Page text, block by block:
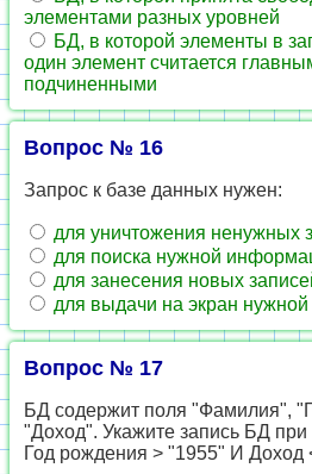
элементами разных уровней
БД, в которой элементы в
один элемент считается
подчиненными
Вопрос № 16
Запрос к базе данных нужен:
для уничтожения ненужных
для поиска нужной
для занесения новых
для выдачи на экран
Вопрос № 17
БД содержит поля "Фамилия",
"Доход". Укажите запись БД
Год рождения > "1955" И Доход